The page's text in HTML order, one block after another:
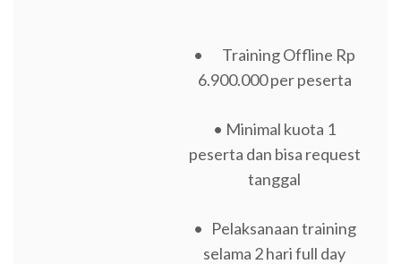
• Training Offline Rp
6.900.000 per peserta
• Minimal kuota 1
peserta dan bisa request
tanggal
• Pelaksanaan training
selama 2 hari full day